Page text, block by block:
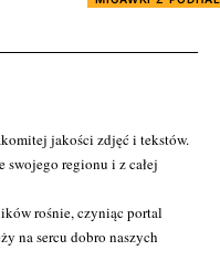
jakości zdjęć i tekstów.
swojego regionu i z całej
rośnie, czyniąc portal
na sercu dobro naszych